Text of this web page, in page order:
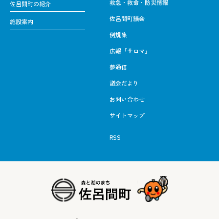
佐呂間町の紹介
施設案内
救急・救命・防災情報
佐呂間町議会
例規集
広報「サロマ」
夢通信
議会だより
お問い合わせ
サイトマップ
RSS